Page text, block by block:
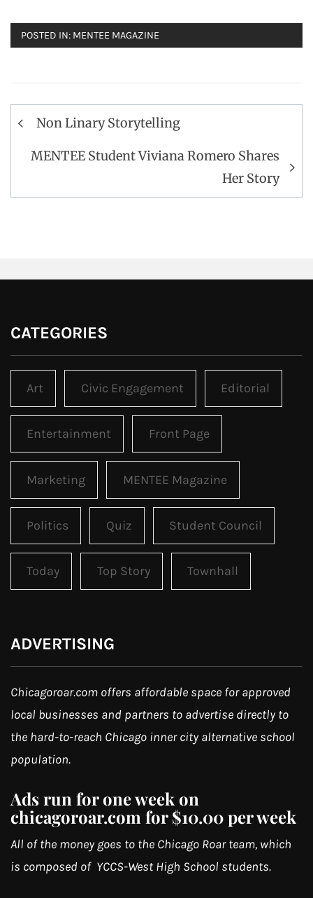
POSTED IN: MENTEE MAGAZINE
Post
navigation
Non Linary Storytelling
MENTEE Student Viviana Romero Shares
Her Story
CATEGORIES
Art Civic Engagement Editorial
Entertainment Front Page
Marketing MENTEE Magazine
Politics Quiz Student Council
Today Top Story Townhall
ADVERTISING
Chicagoroar.com offers affordable space for approved
local businesses and partners to advertise directly to
the hard-to-reach Chicago inner city alternative school
population.
Ads run for one week on
chicagoroar.com for $10.00 per week
All of the money goes to the Chicago Roar team, which
is composed of YCCS-West High School students.